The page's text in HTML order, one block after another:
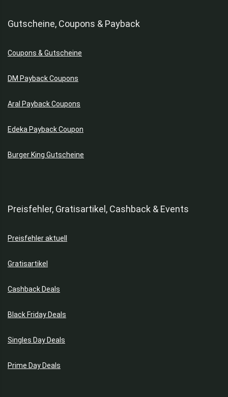
Gutscheine, Coupons & Payback
Coupons & Gutscheine
DM Payback Coupons
Aral Payback Coupons
Edeka Payback Coupon
Burger King Gutscheine
Preisfehler, Gratisartikel, Cashback & Events
Preisfehler aktuell
Gratisartikel
Cashback Deals
Black Friday Deals
Singles Day Deals
Prime Day Deals